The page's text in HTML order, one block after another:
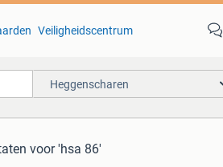
Veiligheidscentrum
Heggenscharen
voor 'hsa 86'